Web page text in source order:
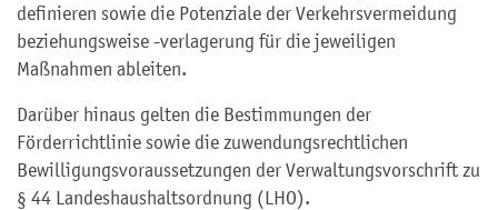
definieren sowie die Potenziale der Verkehrsvermeidung
beziehungsweise -verlagerung für die jeweiligen
Maßnahmen ableiten.
Darüber hinaus gelten die Bestimmungen der
Förderrichtlinie sowie die zuwendungsrechtlichen
Bewilligungsvoraussetzungen der Verwaltungsvorschrift zu
§ 44 Landeshaushaltsordnung (LHO).